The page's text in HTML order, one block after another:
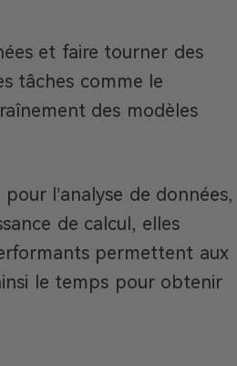
et faire tourner des
tâches comme le
des modèles
l’analyse de données,
de calcul, elles
permettent aux
le temps pour obtenir